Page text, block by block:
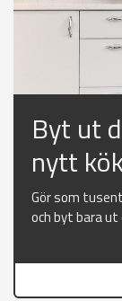
Byt ut
nytt
Gör som
och byt bara ut